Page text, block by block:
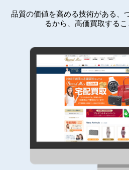
品質の価値を高める技術がある、
るから、高価買取するこ